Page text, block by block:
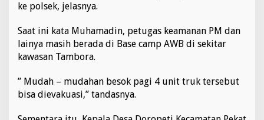
ke polsek, jelasnya.
Saat ini kata Muhamadin, petugas keamanan PM dan
lainya masih berada di Base camp AWB di sekitar
kawasan Tambora.
” Mudah – mudahan besok pagi 4 unit truk tersebut
bisa dievakuasi,” tandasnya.